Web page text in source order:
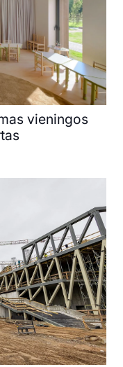
vieningos